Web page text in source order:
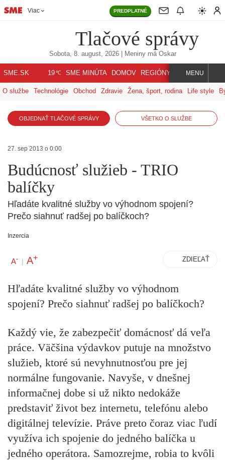
Viac PREDPLATNÉ
Tlačové správy
Sobota, 8. august, 2026| Meniny má Oskar
SME.SK 19℃ SME MINÚTA DOMOV REGIÓNY INDEX SVET
MENU
O službe Technológie Obchod Zdravie Žena, šport, rodina Life style
OBJEDNAŤ TLAČOVÉ SPRÁVY VŠETKO O SLUŽBE
27. sep 2013 o 0:00
Budúcnosť služieb - TRIO
balíčky
Hľadáte kvalitné služby vo výhodnom spojení?
Prečo siahnuť radšej po balíčkoch?
Inzercia
A- | A+ ZDIEĽAŤ
Hľadáte kvalitné služby vo výhodnom
spojení? Prečo siahnuť radšej po balíčkoch?
Každý vie, že zabezpečiť domácnosť dá veľa
práce. Väčšina výdavkov putuje na množstvo
služieb, ktoré sú nevyhnutnosťou pre jej
normálne fungovanie. Navyše, v dnešnej
informačnej dobe si už nikto nedokáže
predstaviť život bez internetu, telefónu alebo
digitálnej televízie. Práve preto čoraz viac ľudí
využíva ich spojenie do jedného balíčka u
jedného operátora. Samozrejme, robia to kvôli